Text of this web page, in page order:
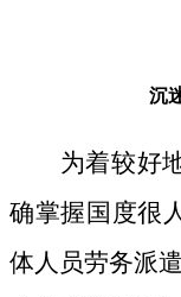
沉
为着较好
确掌握国度很
体人员劳务派